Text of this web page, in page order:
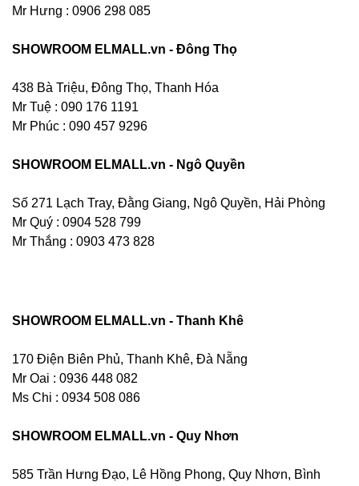
Mr Hưng : 0906 298 085
SHOWROOM ELMALL.vn - Đông Thọ
438 Bà Triệu, Đông Thọ, Thanh Hóa
Mr Tuệ : 090 176 1191
Mr Phúc : 090 457 9296
SHOWROOM ELMALL.vn - Ngô Quyền
Số 271 Lạch Tray, Đằng Giang, Ngô Quyền, Hải Phòng
Mr Quý : 0904 528 799
Mr Thắng : 0903 473 828
SHOWROOM ELMALL.vn - Thanh Khê
170 Điện Biên Phủ, Thanh Khê, Đà Nẵng
Mr Oai : 0936 448 082
Ms Chi : 0934 508 086
SHOWROOM ELMALL.vn - Quy Nhơn
585 Trần Hưng Đạo, Lê Hồng Phong, Quy Nhơn, Bình